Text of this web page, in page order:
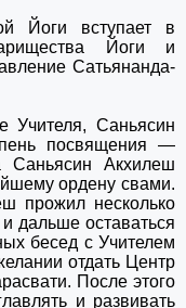
Йоги вступает в
Йоги и
Сатьянанда-
Учителя, Саньясин
посвящения —
Саньясин Акхилеш
ордену свами.
прожил несколько
дальше оставаться
бесед с Учителем
отдать Центр
После этого
и развивать